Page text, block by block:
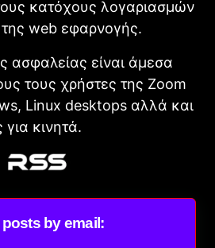
κατόχους λογαριασμών
της web εφαρνογής.
ασφαλείας είναι άμεσα
τους χρήστες της Zoom
Linux desktops αλλά και
για κινητά.
by email: